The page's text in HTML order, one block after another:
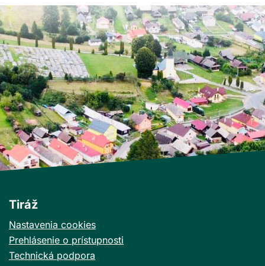
Tiráž
Nastavenia cookies
Prehlásenie o prístupnosti
Technická podpora